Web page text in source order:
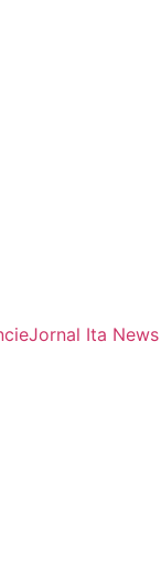
Jornal Ita News